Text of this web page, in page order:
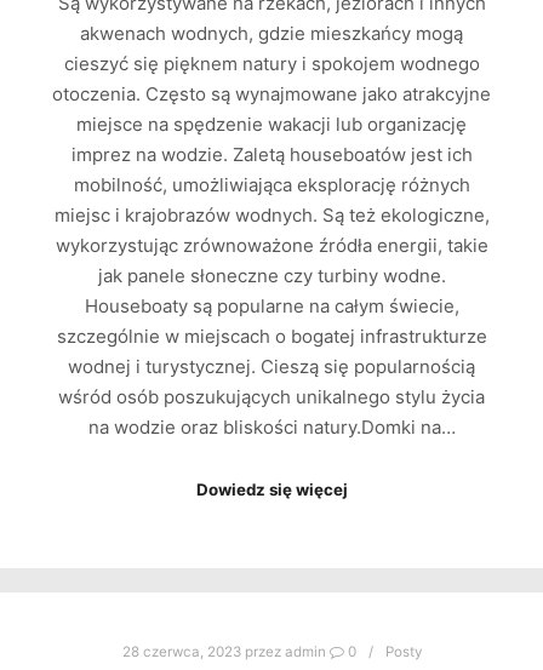
akwenach wodnych, gdzie mieszkańcy mogą
cieszyć się pięknem natury i spokojem wodnego
otoczenia. Często są wynajmowane jako atrakcyjne
miejsce na spędzenie wakacji lub organizację
imprez na wodzie. Zaletą houseboatów jest ich
mobilność, umożliwiająca eksplorację różnych
miejsc i krajobrazów wodnych. Są też ekologiczne,
wykorzystując zrównoważone źródła energii, takie
jak panele słoneczne czy turbiny wodne.
Houseboaty są popularne na całym świecie,
szczególnie w miejscach o bogatej infrastrukturze
wodnej i turystycznej. Cieszą się popularnością
wśród osób poszukujących unikalnego stylu życia
na wodzie oraz bliskości natury.Domki na…
Dowiedz się więcej
28 czerwca, 2023przez admin 0 Posty